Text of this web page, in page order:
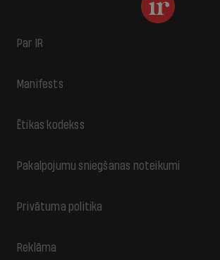
Par IR
Manifests
Ētikas kodekss
Pakalpojumu sniegšanas noteikumi
Privātuma politika
Reklāma